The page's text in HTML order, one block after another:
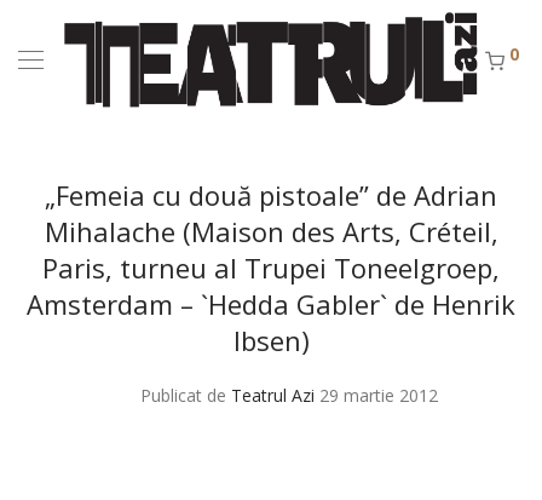
0
„Femeia cu două pistoale” de Adrian
Mihalache (Maison des Arts, Créteil,
Paris, turneu al Trupei Toneelgroep,
Amsterdam – `Hedda Gabler` de Henrik
Ibsen)
Publicat de Teatrul Azi 29 martie 2012